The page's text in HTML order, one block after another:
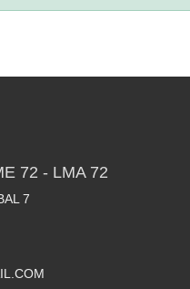
72 - LMA 72
7